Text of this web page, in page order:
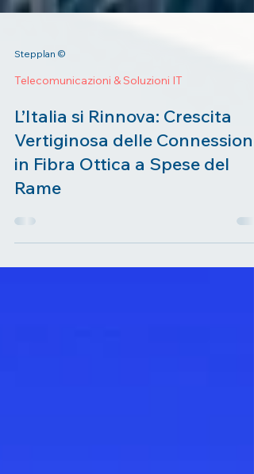
Stepplan ©
Telecomunicazioni & Soluzioni IT
L’Italia si Rinnova: Crescita
Vertiginosa delle Connessioni
in Fibra Ottica a Spese del
Rame